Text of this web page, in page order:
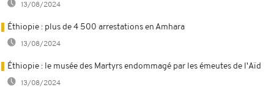
13/08/2024
Éthiopie : plus de 4 500 arrestations en Amhara
13/08/2024
Éthiopie : le musée des Martyrs endommagé par les émeutes de l'Aïd
13/08/2024